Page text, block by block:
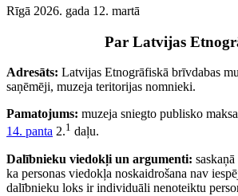
Rīgā 2026. gada 12. martā
Par Latvijas
Adresāts: Latvijas Etnogrāfiskā brīvdabas
saņēmēji, muzeja teritorijas nomnieki.
Pamatojums: muzeja sniegto publisko
14. panta 2.1 daļu.
Dalībnieku viedokļi un argumenti:
ka personas viedokļa noskaidrošana nav
dalībnieku loks ir individuāli nenoteiktu